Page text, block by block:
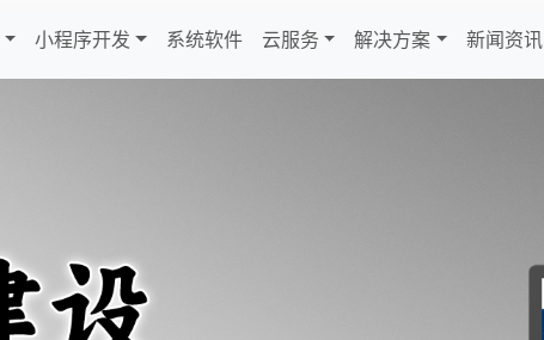
小程序开发 系统软件 云服务 解决方案 新闻资讯